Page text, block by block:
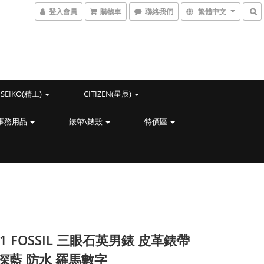
登入會員 購物車 聯絡我們 繁體中文
SEIKO(精工) CITIZEN(星辰)
務用品 錶帶\錶殼 特價區
FOSSIL 三眼石英男錶 皮革錶帶
藍 防水 羅馬數字